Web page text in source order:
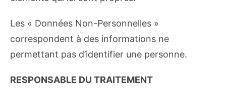
Les « Données Non-Personnelles »
correspondent à des informations ne
permettant pas d’identifier une personne.
RESPONSABLE DU TRAITEMENT